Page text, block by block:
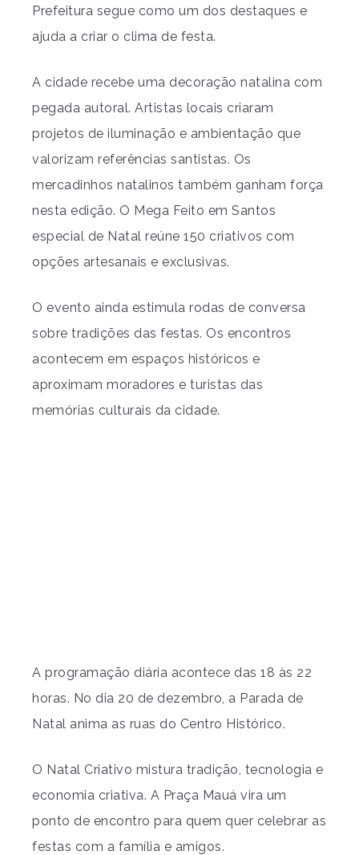
Prefeitura segue como um dos destaques e
ajuda a criar o clima de festa.
A cidade recebe uma decoração natalina com
pegada autoral. Artistas locais criaram
projetos de iluminação e ambientação que
valorizam referências santistas. Os
mercadinhos natalinos também ganham força
nesta edição. O Mega Feito em Santos
especial de Natal reúne 150 criativos com
opções artesanais e exclusivas.
O evento ainda estimula rodas de conversa
sobre tradições das festas. Os encontros
acontecem em espaços históricos e
aproximam moradores e turistas das
memórias culturais da cidade.
A programação diária acontece das 18 às 22
horas. No dia 20 de dezembro, a Parada de
Natal anima as ruas do Centro Histórico.
O Natal Criativo mistura tradição, tecnologia e
economia criativa. A Praça Mauá vira um
ponto de encontro para quem quer celebrar as
festas com a família e amigos.